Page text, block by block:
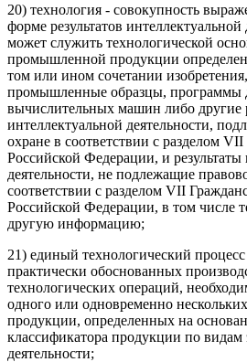
20) технология - совокупность
форме результатов интеллектуальной
может служить технологической
промышленной продукции
том или ином сочетании
промышленные образцы, программы
вычислительных машин либо другие
интеллектуальной деятельности,
охране в соответствии с разделом VII
Российской Федерации, и результаты
деятельности, не подлежащие
соответствии с разделом VII
Российской Федерации, в том числе
другую информацию;
21) единый технологический
практически обоснованных
технологических операций,
одного или одновременно
продукции, определенных на
классификатора продукции по видам
деятельности;